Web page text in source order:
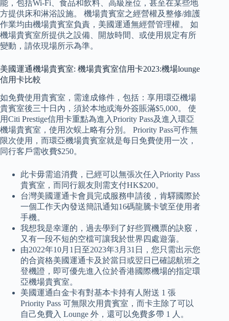
能，包括Wi-Fi、食品和飲料、高級座位，甚至在某些地
方提供床和淋浴設施。 機場貴賓室之經營權及整修/維護
作業均由機場貴賓室負責，美國運通無經營管理權。 如
機場貴賓室所提供之設備、開放時間、或使用規定有所
變動，請依現場所示為準。
美國運通機場貴賓室: 機場貴賓室信用卡2023:機場lounge
信用卡比較
如免費使用貴賓室，需達成條件，包括：享用環亞機場
貴賓室後三十日內，須於本地或海外簽賬滿$5,000。 使
用Citi Prestige信用卡重點為進入Priority Pass及進入環亞
機場貴賓室，使用次蜈上略有分別。 Priority Pass可作無
限次使用，而環亞機場貴賓室就是每日免費使用一次，
同行客戶需收費$250。
此卡毋需追消費，已經可以無張次任入Priority Pass
貴賓室，而同行親友則需支付HK$200。
台灣美國運通卡會員完成服務申請後，肯驛國際於
一個工作天內發送簡訊通知16碼龍騰卡號至使用者
手機。
我想我是幸運的，過去學到了好些買機票的訣竅，
又有一段不短的空檔可讓我於世界四處遊蕩。
由2022年10月1日至2023年3月31日，您只需出示您
的合資格美國運通卡及於當日或翌日已確認航班之
登機證，即可優先進入位於香港國際機場的指定環
亞機場貴賓室。
美國運通白金卡有對基本卡持有人附送 1 張
Priority Pass 可無限次用貴賓室，而卡主除了可以
自己免費入 Lounge 外，還可以免費多帶 1 人。